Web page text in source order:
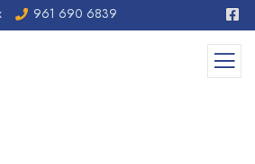
961 690 6839